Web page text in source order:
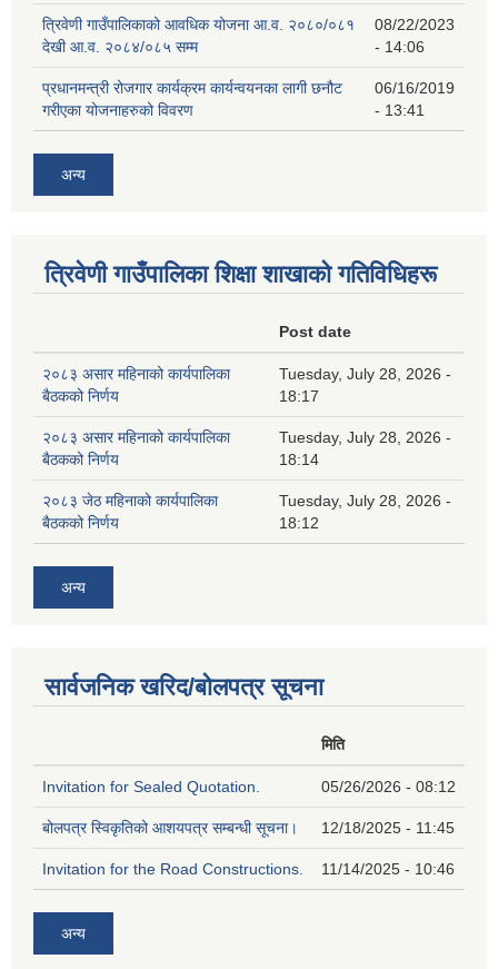
त्रिवेणी गाउँपालिकाको आवधिक योजना आ.व. २०८०/०८१
देखी आ.व. २०८४/०८५ सम्म
08/22/2023
- 14:06
प्रधानमन्त्री रोजगार कार्यक्रम कार्यन्वयनका लागी छनौट
गरीएका योजनाहरुको विवरण
06/16/2019
- 13:41
अन्य
त्रिवेणी गाउँपालिका शिक्षा शाखाकाे गतिविधिहरू
Post date
२०८३ असार महिनाको कार्यपालिका
बैठकको निर्णय
Tuesday, July 28, 2026 -
18:17
२०८३ असार महिनाको कार्यपालिका
बैठकको निर्णय
Tuesday, July 28, 2026 -
18:14
२०८३ जेठ महिनाको कार्यपालिका
बैठकको निर्णय
Tuesday, July 28, 2026 -
18:12
अन्य
सार्वजनिक खरिद/बोलपत्र सूचना
मिति
Invitation for Sealed Quotation. 05/26/2026 - 08:12
बोलपत्र स्विकृतिको आशयपत्र सम्बन्धी सूचना। 12/18/2025 - 11:45
Invitation for the Road Constructions. 11/14/2025 - 10:46
अन्य